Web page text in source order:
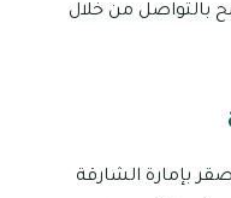
بالتواصل من خلال
بإمارة الشارقة